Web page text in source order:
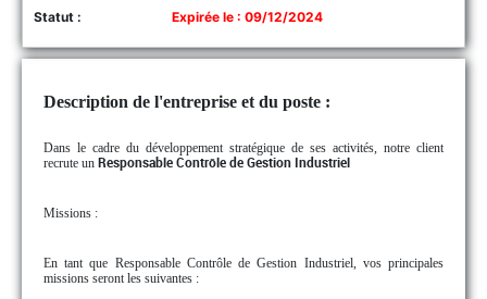
Statut :
Expirée le : 09/12/2024
Description de l'entreprise et du poste :
Dans le cadre du développement stratégique de ses activités, notre client
recrute un Responsable Contrôle de Gestion Industriel
Missions :
En tant que Responsable Contrôle de Gestion Industriel, vos principales
missions seront les suivantes :